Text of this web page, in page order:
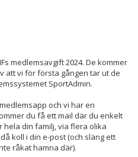
medlemsavgift 2024. De kommer
att vi för första gången tar ut de
SportAdmin.
medlemsapp och vi har en
du få ettmail där du enkelt
hela din familj, via flera olika
då koll i din e-post (och släng ett
råkat hamna där).